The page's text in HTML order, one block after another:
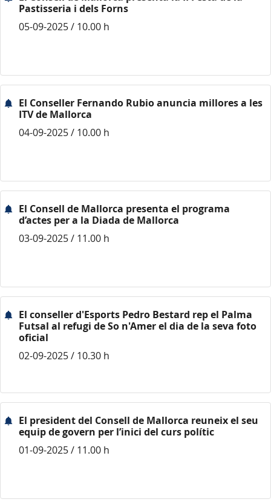
Pastisseria i dels Forns
05-09-2025 / 10.00 h
El Conseller Fernando Rubio anuncia millores a les
ITV de Mallorca
04-09-2025 / 10.00 h
El Consell de Mallorca presenta el programa
d’actes per a la Diada de Mallorca
03-09-2025 / 11.00 h
El conseller d'Esports Pedro Bestard rep el Palma
Futsal al refugi de So n'Amer el dia de la seva foto
oficial
02-09-2025 / 10.30 h
El president del Consell de Mallorca reuneix el seu
equip de govern per l’inici del curs polític
01-09-2025 / 11.00 h